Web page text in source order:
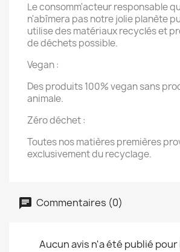
Le consomm'acteur responsable
n'abîmera pas notre jolie planète
utilise des matériaux recyclés et
de déchets possible.
Vegan :
Des produits 100% vegan sans
animale.
Zéro déchet :
Toutes nos matières premières
exclusivement du recyclage.
Commentaires (0)
Aucun avis n'a été publié